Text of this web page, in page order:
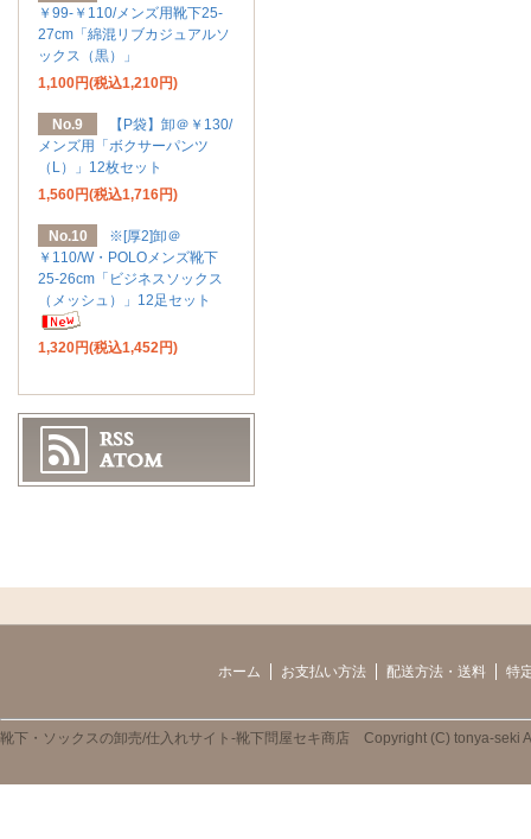
￥99-￥110/メンズ用靴下25-
27cm「綿混リブカジュアルソ
ックス（黒）」
1,100円(税込1,210円)
No.9
【P袋】卸＠￥130/
メンズ用「ボクサーパンツ
（L）」12枚セット
1,560円(税込1,716円)
No.10
※[厚2]卸＠
￥110/W・POLOメンズ靴下
25-26cm「ビジネスソックス
（メッシュ）」12足セット
1,320円(税込1,452円)
ホーム お支払い方法 配送方法・送料 特
靴下・ソックスの卸売/仕入れサイト-靴下問屋セキ商店 Copyright (C) tonya-seki